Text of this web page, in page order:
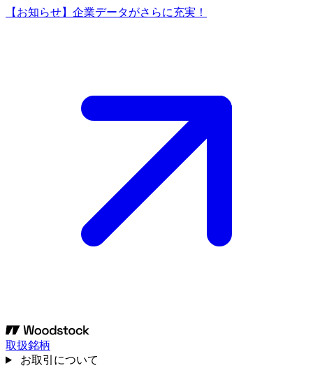
【お知らせ】企業データがさらに充実！
取扱銘柄
お取引について